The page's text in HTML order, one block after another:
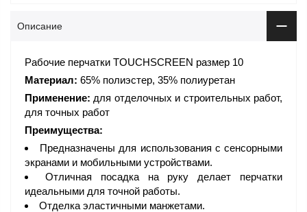
Описание
Рабочие перчатки TOUCHSCREEN размер 10
Материал: 65% полиэстер, 35% полиуретан
Применение: для отделочных и строительных работ,
для точных работ
Преимущества:
Предназначены для использования с сенсорными
экранами и мобильными устройствами.
Отличная посадка на руку делает перчатки
идеальными для точной работы.
Отделка эластичными манжетами.